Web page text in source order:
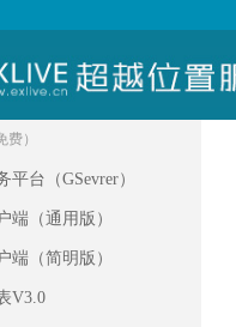
）
平台（GSevrer）
端（通用版）
端（简明版）
V3.0